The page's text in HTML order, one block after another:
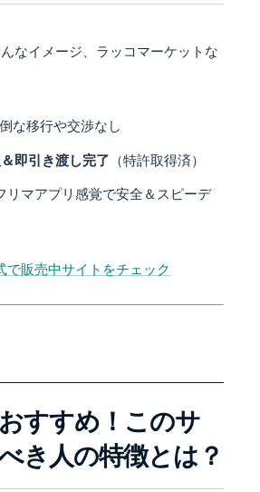
なイメージ、ラッコマーケットな
な移行や交渉なし
即引き渡し完了 （特許取得済）
リマアプリ感覚で安全＆スピーデ
で販売中サイトをチェック
すすめ！このサ
き人の特徴とは？